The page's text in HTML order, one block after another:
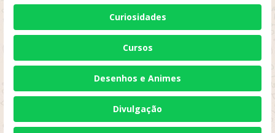
Curiosidades
Cursos
Desenhos e Animes
Divulgação